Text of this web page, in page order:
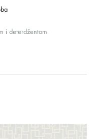
i deterdžentom.